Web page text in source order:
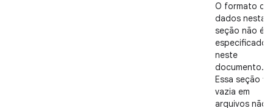
O formato
dados nesta
seção não é
especificado
neste
documento.
Essa seção
vazia em
arquivos não